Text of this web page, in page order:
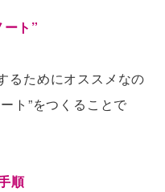
ト”
るためにオススメなの
ト”をつくることで
順